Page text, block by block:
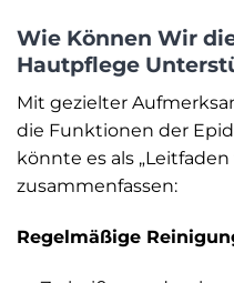
Wie Können Wir
Hautpflege
Mit gezielter
die Funktionen der
könnte es als
zusammenfassen:
Regelmäßige